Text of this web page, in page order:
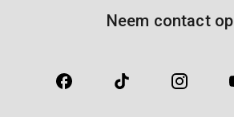
Neem contact op